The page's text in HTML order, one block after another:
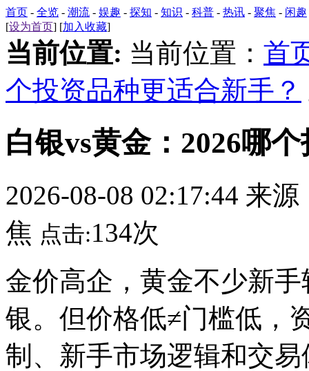
首页 - 全览 - 潮流 - 娱趣 - 探知 - 知识 - 科普 - 热讯 - 聚焦 - 闲趣
[设为首页] [加入收藏]
当前位置: 当前位置： 首
个投资品种更适合新手？
白银vs黄金：2026哪
2026-08-08 02:17:44 来源
焦 点击:134次
金价高企，黄金不少新
银。但价格低≠门槛低，
制、新手市场逻辑和交